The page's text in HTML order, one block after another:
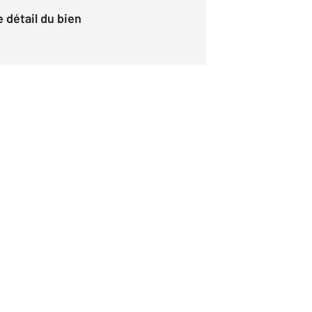
détail du bien